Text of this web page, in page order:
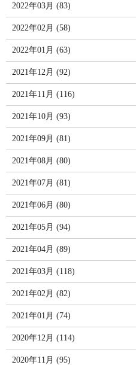
2022年03月 (83)
2022年02月 (58)
2022年01月 (63)
2021年12月 (92)
2021年11月 (116)
2021年10月 (93)
2021年09月 (81)
2021年08月 (80)
2021年07月 (81)
2021年06月 (80)
2021年05月 (94)
2021年04月 (89)
2021年03月 (118)
2021年02月 (82)
2021年01月 (74)
2020年12月 (114)
2020年11月 (95)